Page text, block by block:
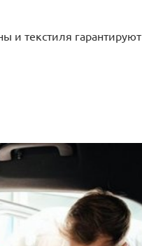
и текстиля гарантируют